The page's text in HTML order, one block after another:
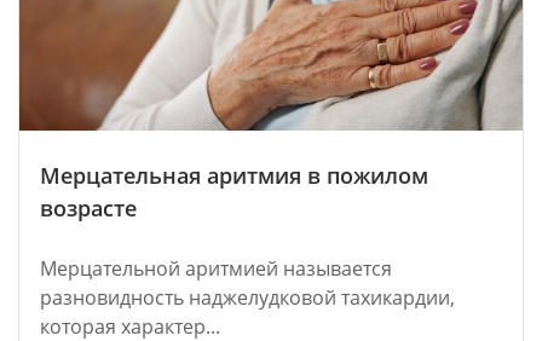
Мерцательная аритмия в пожилом
возрасте
Мерцательной аритмией называется
разновидность наджелудковой тахикардии,
которая характер...